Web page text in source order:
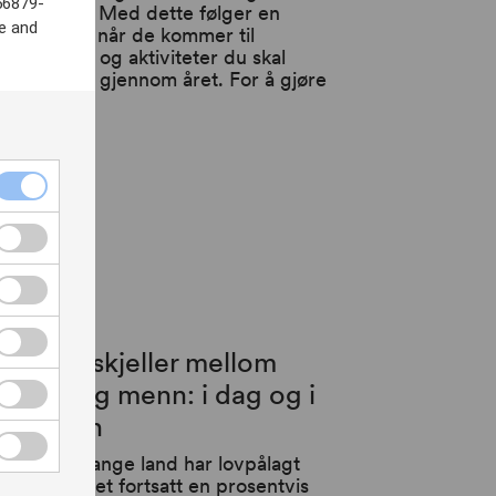
Med dette følger en
plikter når de kommer til
og aktiviteter du skal
gjennom året. For å gjøre
mellom
og menn: i dag og i
om mange land har lovpålagt
er det fortsatt en prosentvis
and